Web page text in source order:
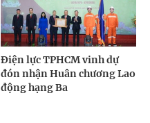
Điện lực TPHCM vinh dự
đón nhận Huân chương Lao
động hạng Ba